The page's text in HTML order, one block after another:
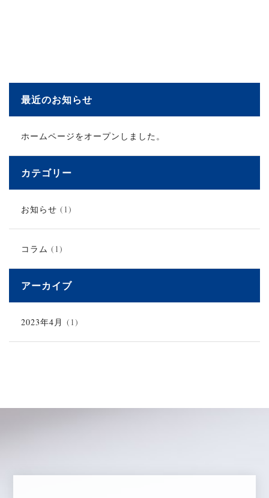
最近のお知らせ
ホームページをオープンしました。
カテゴリー
お知らせ (1)
コラム (1)
アーカイブ
2023年4月 (1)